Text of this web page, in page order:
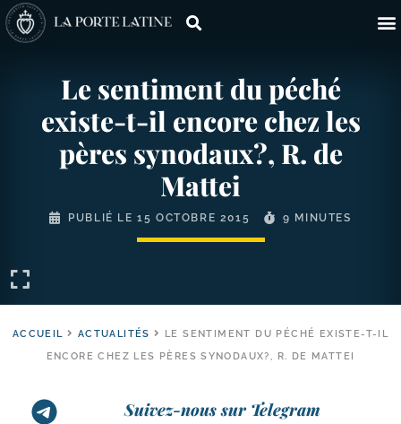
Le sentiment du péché
existe-​t-​il encore chez les
pères synodaux?, R. de
Mattei
PUBLIÉ LE15 OCTOBRE 2015 9 MINUTES
ACCUEIL ACTUALITÉS
LE SENTIMENT DU PÉCHÉ EXISTE-T-IL
ENCORE CHEZ LES PÈRES SYNODAUX?, R. DE MATTEI
Suivez-nous sur Telegram